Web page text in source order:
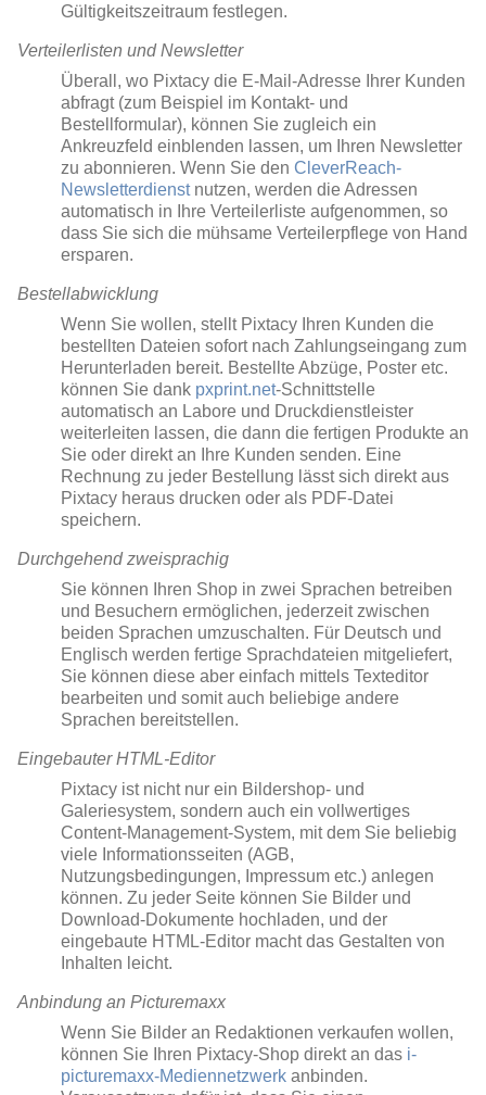
Gültigkeitszeitraum festlegen.
Verteilerlisten und Newsletter
Überall, wo Pixtacy die E-Mail-Adresse Ihrer Kunden
abfragt (zum Beispiel im Kontakt- und
Bestellformular), können Sie zugleich ein
Ankreuzfeld einblenden lassen, um Ihren Newsletter
zu abonnieren. Wenn Sie den CleverReach-
Newsletterdienstnutzen, werden die Adressen
automatisch in Ihre Verteilerliste aufgenommen, so
dass Sie sich die mühsame Verteilerpflege von Hand
ersparen.
Bestellabwicklung
Wenn Sie wollen, stellt Pixtacy Ihren Kunden die
bestellten Dateien sofort nach Zahlungseingang zum
Herunterladen bereit. Bestellte Abzüge, Poster etc.
können Sie dank pxprint.net-Schnittstelle
automatisch an Labore und Druckdienstleister
weiterleiten lassen, die dann die fertigen Produkte an
Sie oder direkt an Ihre Kunden senden. Eine
Rechnung zu jeder Bestellung lässt sich direkt aus
Pixtacy heraus drucken oder als PDF-Datei
speichern.
Durchgehend zweisprachig
Sie können Ihren Shop in zwei Sprachen betreiben
und Besuchern ermöglichen, jederzeit zwischen
beiden Sprachen umzuschalten. Für Deutsch und
Englisch werden fertige Sprachdateien mitgeliefert,
Sie können diese aber einfach mittels Texteditor
bearbeiten und somit auch beliebige andere
Sprachen bereitstellen.
Eingebauter HTML-Editor
Pixtacy ist nicht nur ein Bildershop- und
Galeriesystem, sondern auch ein vollwertiges
Content-Management-System, mit dem Sie beliebig
viele Informationsseiten (AGB,
Nutzungsbedingungen, Impressum etc.) anlegen
können. Zu jeder Seite können Sie Bilder und
Download-Dokumente hochladen, und der
eingebaute HTML-Editor macht das Gestalten von
Inhalten leicht.
Anbindung an Picturemaxx
Wenn Sie Bilder an Redaktionen verkaufen wollen,
können Sie Ihren Pixtacy-Shop direkt an das i-
picturemaxx-Mediennetzwerk anbinden.